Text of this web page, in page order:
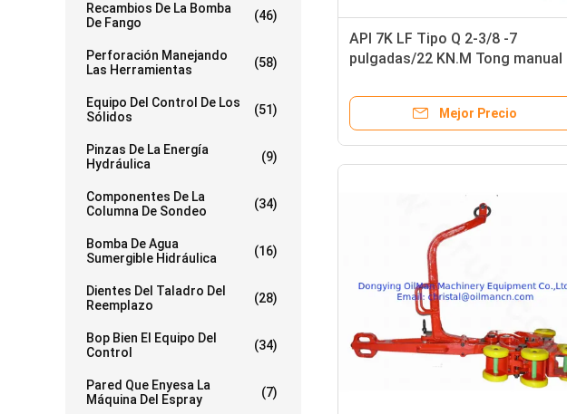
Recambios De La Bomba
De Fango
(46)
Perforación Manejando
Las Herramientas
(58)
Equipo Del Control De Los
Sólidos
(51)
Pinzas De La Energía
Hydráulica
(9)
Componentes De La
Columna De Sondeo
(34)
Bomba De Agua
Sumergible Hidráulica
(16)
Dientes Del Taladro Del
Reemplazo
(28)
Bop Bien El Equipo Del
Control
(34)
Pared Que Enyesa La
Máquina Del Espray
(7)
API 7K LF Tipo Q 2-3/8 -7
pulgadas/22 KN.M Tong manual
manipulación de perforación
Mejor Precio